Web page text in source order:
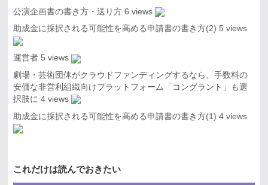
公演企画書の書き方・送り方 6 views
助成金に採択される可能性を高める申請書の書き方(2) 5 views
運営者 5 views
劇場・芸術団体がクラウドファンディングするなら、手数料の
安価な非営利組織向けプラットフォーム「コングラント」も選
択肢に 4 views
助成金に採択される可能性を高める申請書の書き方(1) 4 views
これだけは読んでおきたい